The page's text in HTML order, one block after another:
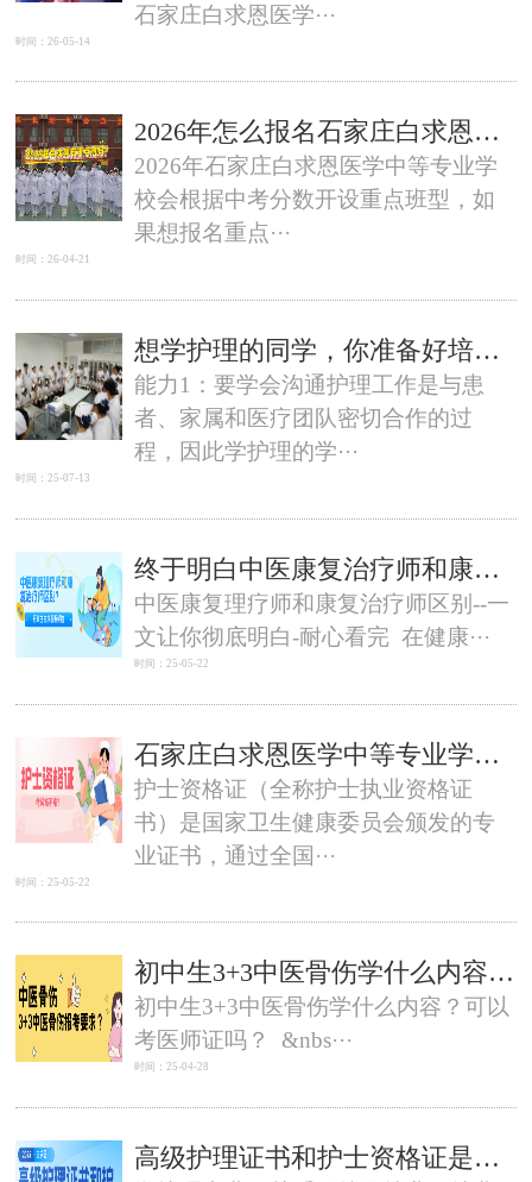
石家庄白求恩医学···
时间：26-05-14
2026年怎么报名石家庄白求恩医学中等专业学校重点班
2026年石家庄白求恩医学中等专业学
校会根据中考分数开设重点班型，如
果想报名重点···
时间：26-04-21
想学护理的同学，你准备好培养这样能力了吗？
能力1：要学会沟通护理工作是与患
者、家属和医疗团队密切合作的过
程，因此学护理的学···
时间：25-07-13
终于明白中医康复治疗师和康复治疗师有什么不一样了？区别太大了！
中医康复理疗师和康复治疗师区别--一
文让你彻底明白-耐心看完 在健康···
时间：25-05-22
石家庄白求恩医学中等专业学校护理专业考护士证好考吗？
‌护士资格证（全称护士执业资格证
书）是国家卫生健康委员会颁发的专
业证书，通过全国···
时间：25-05-22
初中生3+3中医骨伤学什么内容？可以考医师证吗？石家庄白求恩医学院
初中生3+3中医骨伤学什么内容？可以
考医师证吗？ &nbs···
时间：25-04-28
高级护理证书和护士资格证是不一样的。以下是二者的区别